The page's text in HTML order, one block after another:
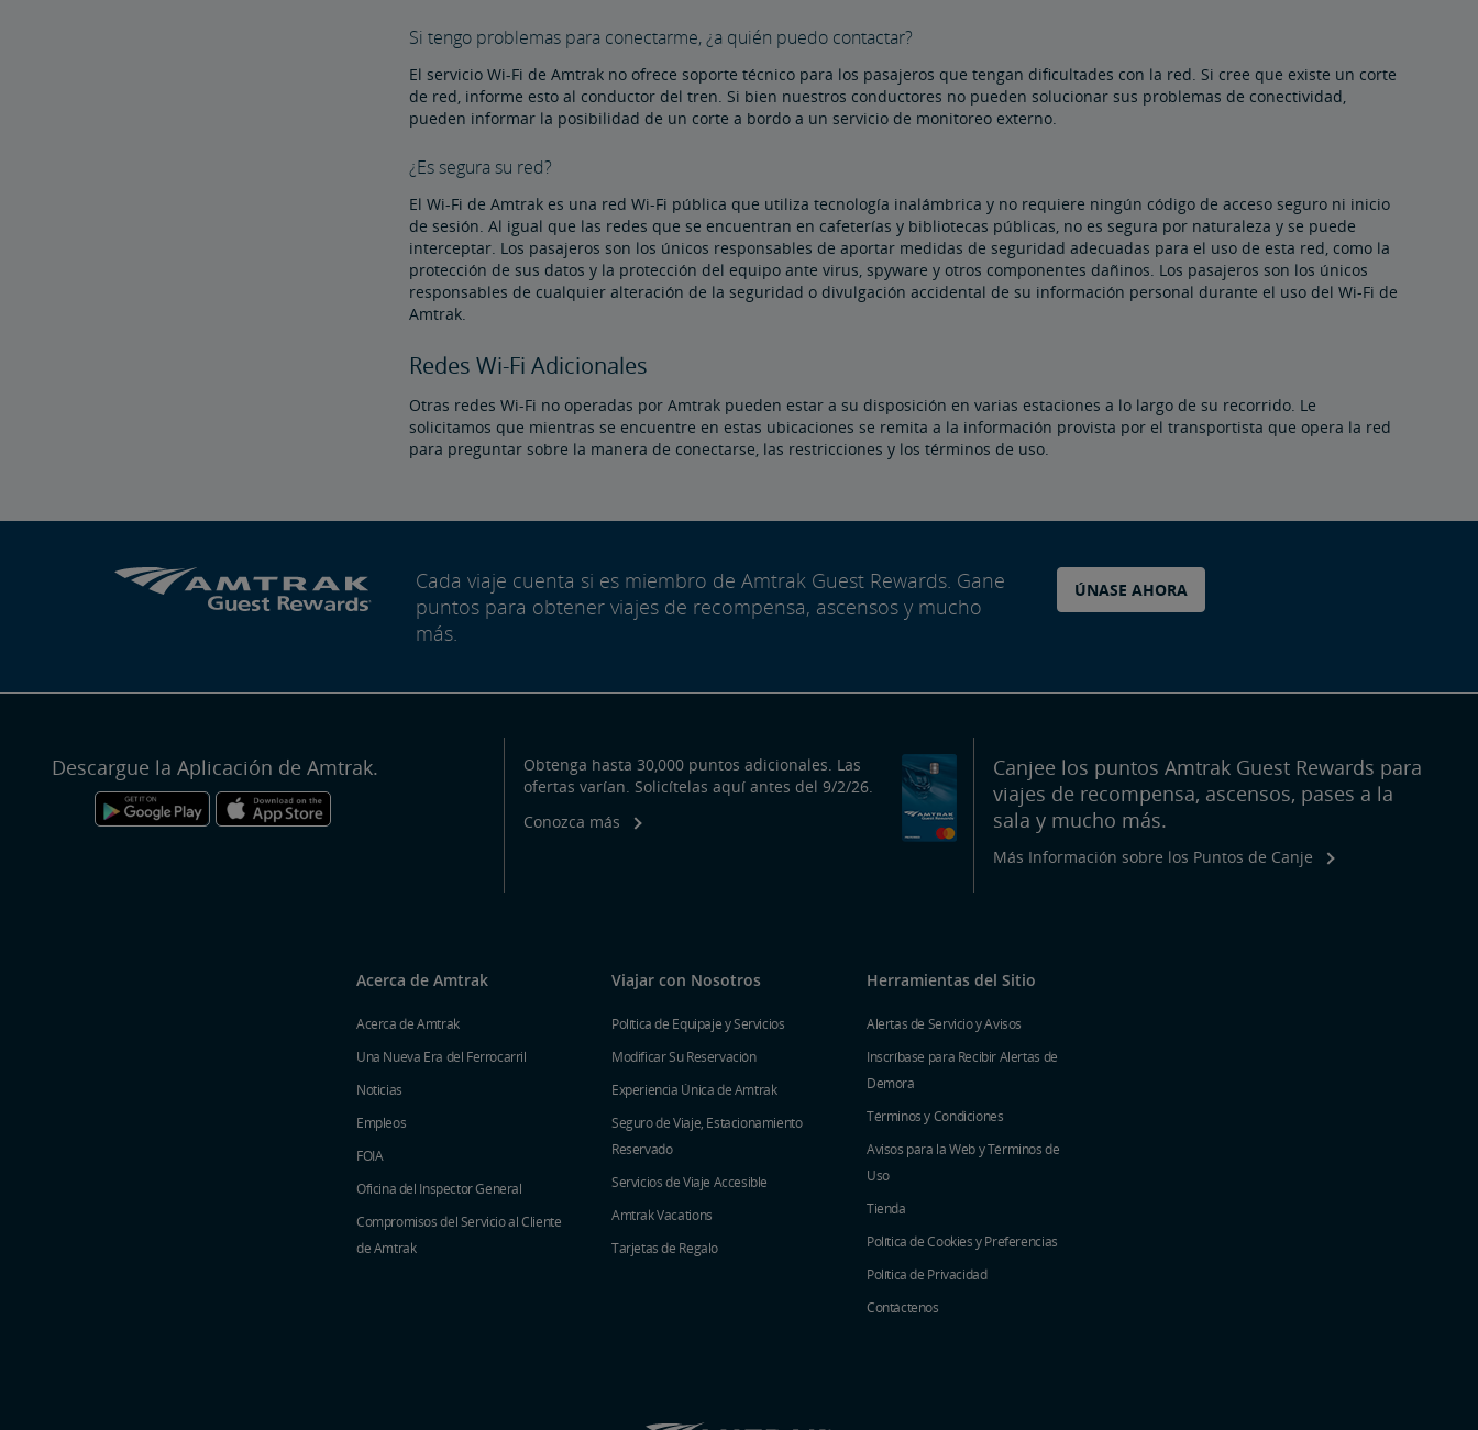
Si tengo problemas para conectarme, ¿a quién puedo contactar?
El servicio Wi-Fi de Amtrak no ofrece soporte técnico para los pasajeros que tengan dificultades con la red. Si cree que existe un corte
de red, informe esto al conductor del tren. Si bien nuestros conductores no pueden solucionar sus problemas de conectividad,
pueden informar la posibilidad de un corte a bordo a un servicio de monitoreo externo.
¿Es segura su red?
El Wi-Fi de Amtrak es una red Wi-Fi pública que utiliza tecnología inalámbrica y no requiere ningún código de acceso seguro ni inicio
de sesión. Al igual que las redes que se encuentran en cafeterías y bibliotecas públicas, no es segura por naturaleza y se puede
interceptar. Los pasajeros son los únicos responsables de aportar medidas de seguridad adecuadas para el uso de esta red, como la
protección de sus datos y la protección del equipo ante virus, spyware y otros componentes dañinos. Los pasajeros son los únicos
responsables de cualquier alteración de la seguridad o divulgación accidental de su información personal durante el uso del Wi-Fi de
Amtrak.
Redes Wi-Fi Adicionales
Otras redes Wi-Fi no operadas por Amtrak pueden estar a su disposición en varias estaciones a lo largo de su recorrido. Le
solicitamos que mientras se encuentre en estas ubicaciones se remita a la información provista por el transportista que opera la red
para preguntar sobre la manera de conectarse, las restricciones y los términos de uso.
Cada viaje cuenta si es miembro de Amtrak Guest Rewards. Gane
puntos para obtener viajes de recompensa, ascensos y mucho
más.
ÚNASE AHORA
Descargue la Aplicación de Amtrak.
Obtenga hasta 30,000 puntos adicionales. Las
ofertas varían. Solicítelas aquí antes del 9/2/26.
Conozca más
Canjee los puntos Amtrak Guest Rewards para
viajes de recompensa, ascensos, pases a la
sala y mucho más.
Más Información sobre los Puntos de Canje
Acerca de Amtrak
Acerca de Amtrak
Una Nueva Era del Ferrocarril
Noticias
Empleos
FOIA
Oficina del Inspector General
Compromisos del Servicio al Cliente
de Amtrak
Viajar con Nosotros
Política de Equipaje y Servicios
Modificar Su Reservación
Experiencia Única de Amtrak
Seguro de Viaje, Estacionamiento
Reservado
Servicios de Viaje Accesible
Amtrak Vacations
Tarjetas de Regalo
Herramientas del Sitio
Alertas de Servicio y Avisos
Inscríbase para Recibir Alertas de
Demora
Términos y Condiciones
Avisos para la Web y Términos de
Uso
Tienda
Política de Cookies y Preferencias
Política de Privacidad
Contáctenos